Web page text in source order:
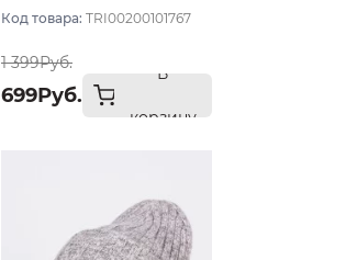
Код товара: TRI00200101767
1 399Руб.
699Руб.
В
корзину